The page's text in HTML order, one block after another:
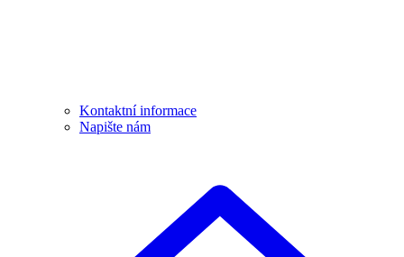
Kontaktní informace
Napište nám